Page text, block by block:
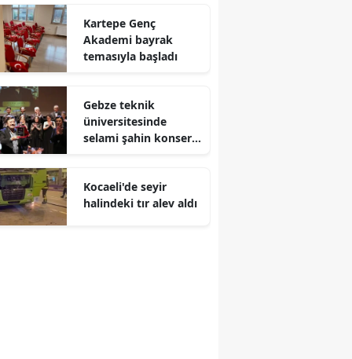
Mersin
İstanbul
Kars
Kayseri
Kartepe Genç
Akademi bayrak
temasıyla başladı
Gebze teknik
üniversitesinde
selami şahin konseri
Kocaeli'de seyir
halindeki tır alev aldı